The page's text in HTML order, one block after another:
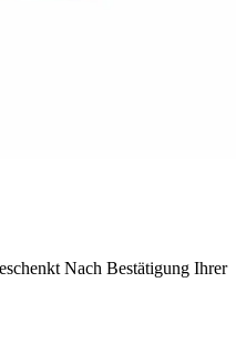
Nach Bestätigung Ihrer